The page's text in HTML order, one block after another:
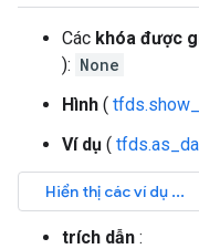
Các khóa được
): None
Hình (
Ví dụ (
trích dẫn :